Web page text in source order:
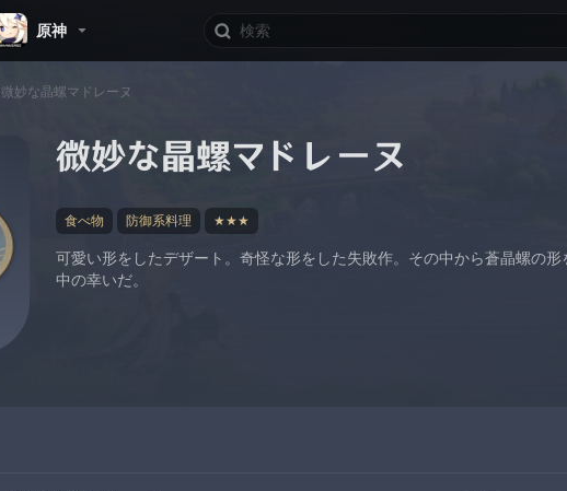
原神
微妙な晶螺マドレーヌ
微妙な晶螺マドレーヌ
食べ物 防御系料理 ★★★
可愛い形をしたデザート。奇怪な形をした失敗作。その中から蒼晶螺の
中の幸いだ。